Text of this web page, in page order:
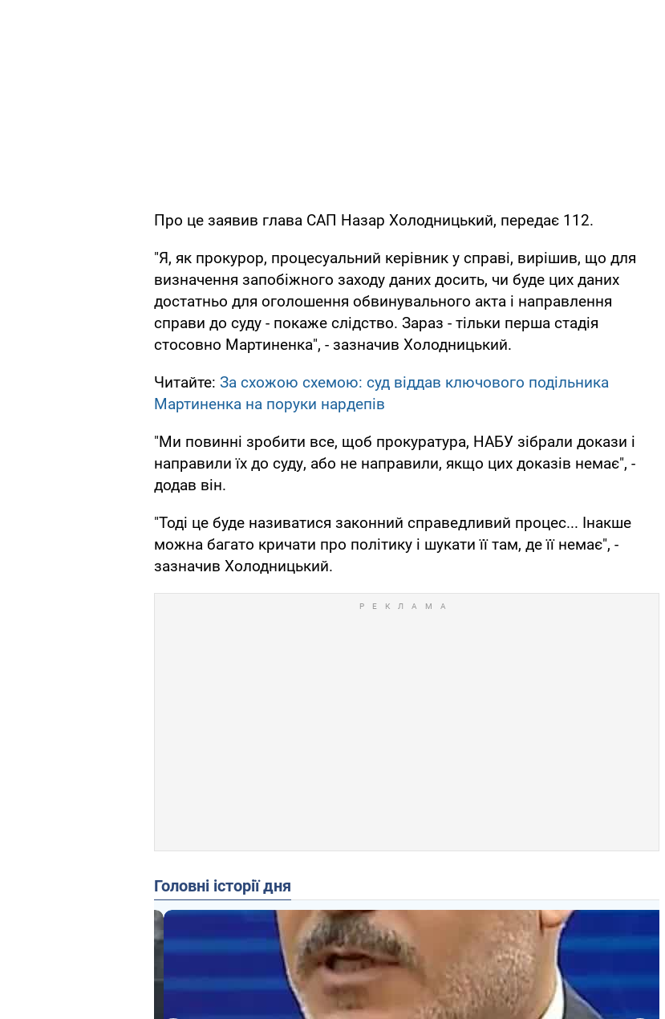
Про це заявив глава САП Назар Холодницький, передає 112.
"Я, як прокурор, процесуальний керівник у справі, вирішив, що для
визначення запобіжного заходу даних досить, чи буде цих даних
достатньо для оголошення обвинувального акта і направлення
справи до суду - покаже слідство. Зараз - тільки перша стадія
стосовно Мартиненка", - зазначив Холодницький.
Читайте: За схожою схемою: суд віддав ключового подільника
Мартиненка на поруки нардепів
"Ми повинні зробити все, щоб прокуратура, НАБУ зібрали докази і
направили їх до суду, або не направили, якщо цих доказів немає", -
додав він.
"Тоді це буде називатися законний справедливий процес... Інакше
можна багато кричати про політику і шукати її там, де її немає", -
зазначив Холодницький.
Головні історії дня